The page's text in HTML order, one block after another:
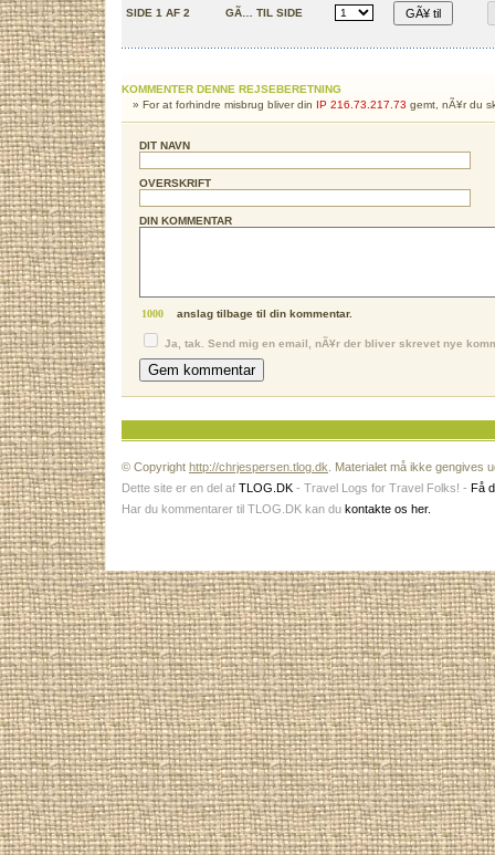
SIDE 1 AF 2 GÃ… TIL SIDE
KOMMENTER DENNE REJSEBERETNING
» For at forhindre misbrug bliver din IP 216.73.217.73 gemt, nÃ¥r du
DIT NAVN
OVERSKRIFT
DIN KOMMENTAR
anslag tilbage til din kommentar.
Ja, tak. Send mig en email, nÃ¥r der bliver skrevet nye
© Copyright http://chrjespersen.tlog.dk . Materialet må ikke gengives
Dette site er en del af TLOG.DK - Travel Logs for Travel Folks! - Få
Har du kommentarer til TLOG.DK kan du kontakte os her.